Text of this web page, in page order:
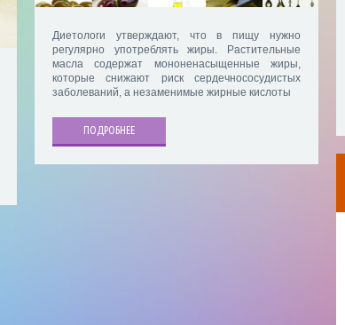
Диетологи утверждают, что в пищу нужно
регулярно употреблять жиры. Растительные
масла содержат мононенасыщенные жиры,
которые снижают риск сердечнососудистых
заболеваний, а незаменимые жирные кислоты
ПОДРОБНЕЕ